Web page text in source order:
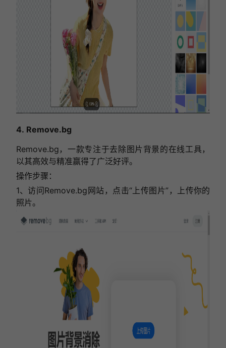
4. Remove.bg
Remove.bg，一款专注于去除图片背景的在线工具，
以其高效与精准赢得了广泛好评。
操作步骤：
1、访问Remove.bg网站，点击“上传图片”，上传你的
照片。